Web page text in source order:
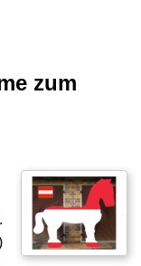
zum